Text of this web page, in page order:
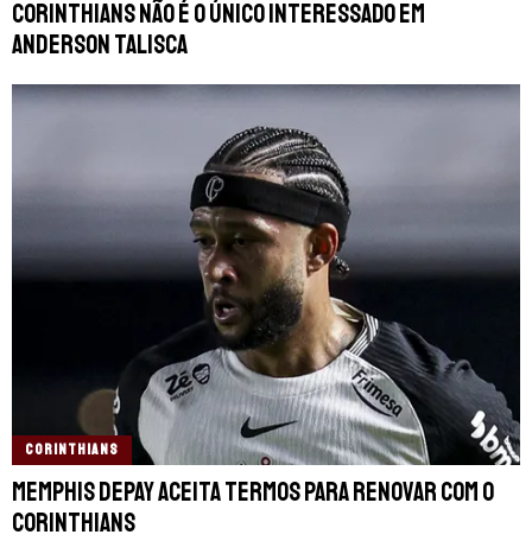
Corinthians não é o único interessado em
Anderson Talisca
CORINTHIANS
Memphis Depay aceita termos para renovar com o
Corinthians